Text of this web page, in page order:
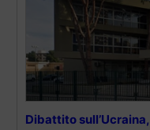
Dibattito